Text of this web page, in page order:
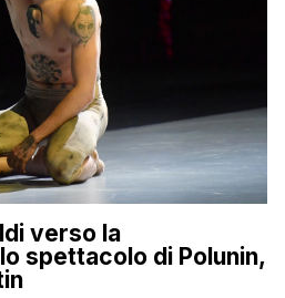
verso la
spettacolo di Polunin,